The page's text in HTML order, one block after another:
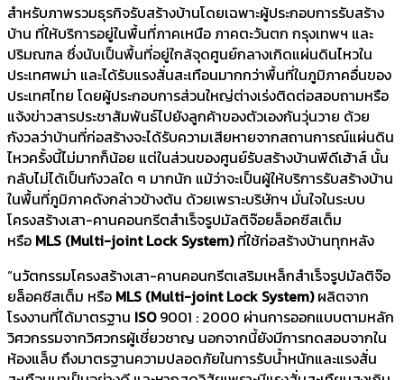
สำหรับภาพรวมธุรกิจรับสร้างบ้านโดยเฉพาะผู้ประกอบการรับสร้าง
บ้าน ที่ให้บริการอยู่ในพื้นที่ภาคเหนือ ภาคตะวันตก กรุงเทพฯ และ
ปริมณฑล ซึ่งนับเป็นพื้นที่อยู่ใกล้จุดศูนย์กลางเกิดแผ่นดินไหวใน
ประเทศพม่า และได้รับแรงสั่นสะเทือนมากกว่าพื้นที่ในภูมิภาคอื่นของ
ประเทศไทย โดยผู้ประกอบการส่วนใหญ่ต่างเร่งติดต่อสอบถามหรือ
แจ้งข่าวสารประชาสัมพันธ์ไปยังลูกค้าของตัวเองกันวุ่นวาย ด้วย
กังวลว่าบ้านที่ก่อสร้างจะได้รับความเสียหายจากสถานการณ์แผ่นดิน
ไหวครั้งนี้ไม่มากก็น้อย แต่ในส่วนของศูนย์รับสร้างบ้านพีดีเฮ้าส์ นั้น
กลับไม่ได้เป็นกังวลใด ๆ มากนัก แม้ว่าจะเป็นผู้ให้บริการรับสร้างบ้าน
ในพื้นที่ภูมิภาคดังกล่าวข้างต้น ด้วยเพราะบริษัทฯ มั่นใจในระบบ
โครงสร้างเสา-คานคอนกรีตสำเร็จรูปมัลติจ๊อยล็อคซีสเต็ม
หรือ MLS (Multi-joint Lock System)ที่ใช้ก่อสร้างบ้านทุกหลัง
“นวัตกรรมโครงสร้างเสา-คานคอนกรีตเสริมเหล็กสำเร็จรูปมัลติจ๊อ
ยล็อคซีสเต็ม หรือ MLS (Multi-joint Lock System)ผลิตจาก
โรงงานที่ได้มาตรฐาน ISO9001 : 2000 ผ่านการออกแบบตามหลัก
วิศวกรรมจากวิศวกรผู้เชี่ยวชาญ นอกจากนี้ยังมีการทดสอบจากใน
ห้องแล็บ ถึงมาตรฐานความปลอดภัยในการรับน้ำหนักและแรงสั่น